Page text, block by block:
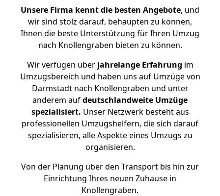
Unsere Firma kennt die besten Angebote, und
wir sind stolz darauf, behaupten zu können,
Ihnen die beste Unterstützung für Ihren Umzug
nach Knollengraben bieten zu können.
Wir verfügen überjahrelange Erfahrung im
Umzugsbereich und haben uns auf Umzüge von
Darmstadt nach Knollengraben und unter
anderem aufdeutschlandweite Umzüge
spezialisiert. Unser Netzwerk besteht aus
professionellen Umzugshelfern, die sich darauf
spezialisieren, alle Aspekte eines Umzugs zu
organisieren.
Von der Planung über den Transport bis hin zur
Einrichtung Ihres neuen Zuhause in
Knollengraben.